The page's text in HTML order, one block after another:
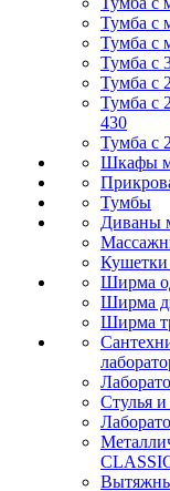
Тумба с
Тумба с
Тумба с
Тумба с
Тумба с
430
Тумба с
Шкафы
Тумбы
Диваны
Ширма
Ширма
Ширма
Стулья и